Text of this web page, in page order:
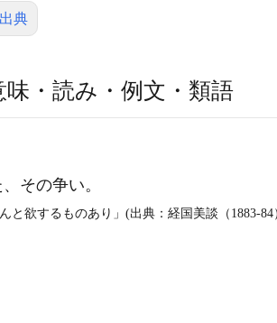
出典
味・読み・例文・類語
その争い。
欲するものあり」(出典：経国美談（